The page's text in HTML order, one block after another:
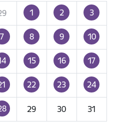
1 2 3
7 8 9 10
15 16 17
22 23 24
29 30 31